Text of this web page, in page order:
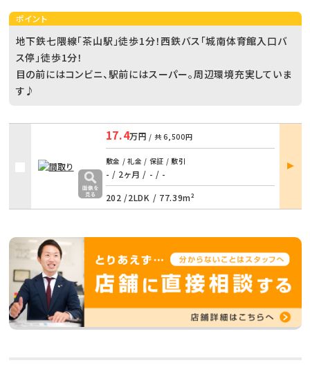
ポイント
地下鉄七隈線「茶山駅」徒歩1分！西鉄バス「城南体育館入口バ
ス停」徒歩1分！
目の前にはコンビニ、駅前にはスーパー。周辺環境充実していま
す♪
17.4万円 / 共6,500円
敷金 / 礼金 / 保証 / 敷引
- / 2ヶ月 / - / -
202 /2LDK / 77.39m²
部屋
詳細